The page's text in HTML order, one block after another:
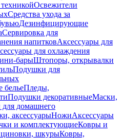
Освежители
Средства ухода за
Дезинфицирующие
Сервировка для
напитковАксессуары для
для охлаждения
барыШтопоры, открывалки
Подушки для
бельеПледы,
Подушки декоративныеМаски,
домашнего
аксессуарыНожиАксессуары
и комплектующиеКовры и
шкурыКовры,